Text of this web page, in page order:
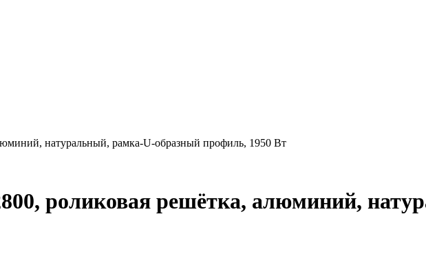
натуральный, рамка-U-образный профиль, 1950 Вт
роликовая решётка, алюминий,